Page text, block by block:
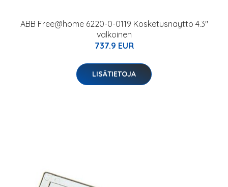
ABB Free@home 6220-0-0119 Kosketusnäyttö 4.3"
valkoinen
737.9 EUR
LISÄTIETOJA